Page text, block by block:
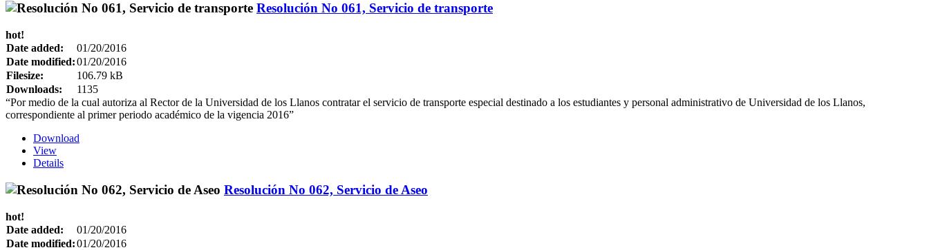
Resolución No 061, Servicio de transporte
hot!
Date added:
01/20/2016
Date modified:01/20/2016
Filesize:
106.79 kB
Downloads:
1135
“Por medio de la cual autoriza al Rector de la Universidad de los Llanos contratar el servicio de transporte especial destinado a los estudiantes y personal administrativo de Universidad de los Llanos,
correspondiente al primer periodo académico de la vigencia 2016”
Download
View
Details
Resolución No 062, Servicio de Aseo
hot!
Date added:
01/20/2016
Date modified:01/20/2016